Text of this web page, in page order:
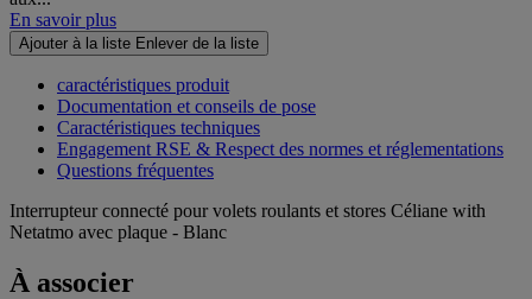
En savoir plus
Ajouter à la liste Enlever de la liste
caractéristiques produit
Documentation et conseils de pose
Caractéristiques techniques
Engagement RSE & Respect des normes et réglementations
Questions fréquentes
Interrupteur connecté pour volets roulants et stores Céliane with
Netatmo avec plaque - Blanc
À associer